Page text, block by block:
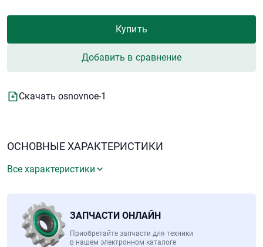
Купить
Добавить в сравнение
Скачать osnovnoe-1
ОСНОВНЫЕ ХАРАКТЕРИСТИКИ
Все характеристики
ЗАПЧАСТИ ОНЛАЙН
Приобретайте запчасти для техники
в нашем электронном каталоге